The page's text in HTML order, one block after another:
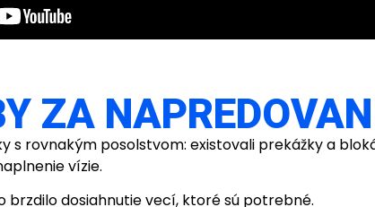
ZA
s rovnakým posolstvom: existovali prekážky a
vízie.
brzdilo dosiahnutie vecí, ktoré sú potrebné.